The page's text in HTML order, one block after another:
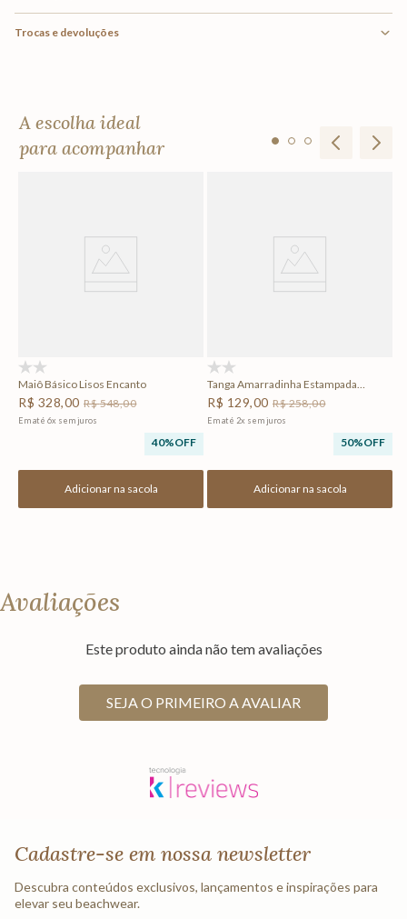
Trocas e devoluções
A escolha ideal
para acompanhar
Maiô Básico Lisos Encanto
R$ 328,00 R$548,00
Em até 6x sem juros
40%OFF
Adicionar na sacola
Tanga Amarradinha Estampada
Encanto
R$ 129,00 R$258,00
Em até 2x sem juros
50%OFF
Adicionar na sacola
Avaliações
Este produto ainda não tem avaliações
SEJA O PRIMEIRO A AVALIAR
Cadastre-se em nossa newsletter
Descubra conteúdos exclusivos, lançamentos e inspirações para
elevar seu beachwear.